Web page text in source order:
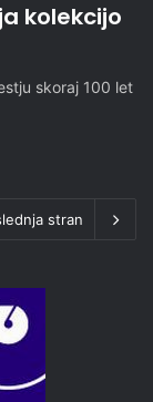
kolekcijo
skoraj 100 let
stran